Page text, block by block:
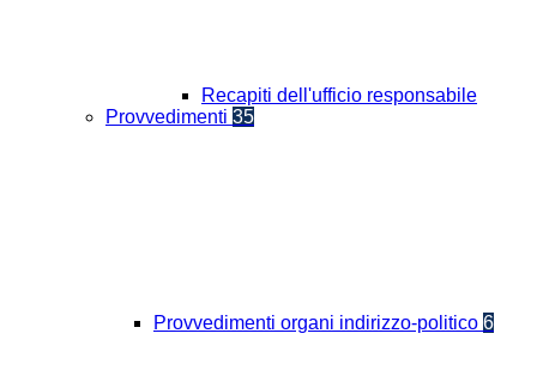
Recapiti dell'ufficio responsabile
Provvedimenti 35
Provvedimenti organi indirizzo-politico 6